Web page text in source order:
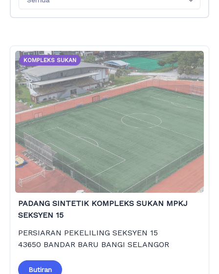
KOMPLEKS SUKAN
PADANG SINTETIK KOMPLEKS SUKAN MPKJ
SEKSYEN 15
PERSIARAN PEKELILING SEKSYEN 15
43650 BANDAR BARU BANGI SELANGOR
Butiran